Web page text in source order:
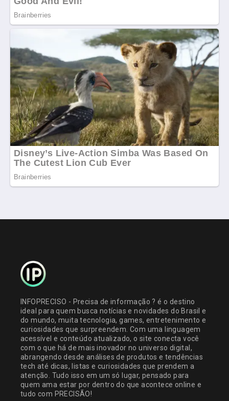
INFOPRECISO - Precisa de informação ? é o destino
ideal para quem busca notícias e novidades do Brasil e
do mundo, muita tecnologia, games, entretenimento e
curiosidades que surpreendem. Com uma linguagem
acessível e conteúdo atualizado, o site conecta você
com o que há de mais inovador no universo digital,
abrangendo desde análises de produtos e tendências
tech até dicas, listas e curiosidades que prendem a
atenção. Tudo isso em um só lugar, pensado para
quem ama estar por dentro do que acontece online e
tudo com PRECISÃO!